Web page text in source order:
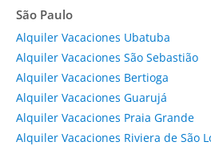
São Paulo
Alquiler Vacaciones Ubatuba
Alquiler Vacaciones São Sebastião
Alquiler Vacaciones Bertioga
Alquiler Vacaciones Guarujá
Alquiler Vacaciones Praia Grande
Alquiler Vacaciones Riviera de São